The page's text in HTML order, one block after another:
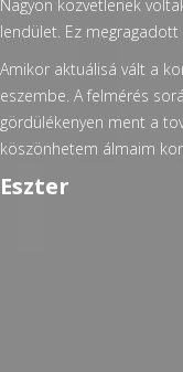
Nagyon közvetlenek
lendület. Ez megragadott
Amikor aktuálisá vált a
eszembe. A felmérés
gördülékenyen ment a
köszönhetem álmaim
Eszter